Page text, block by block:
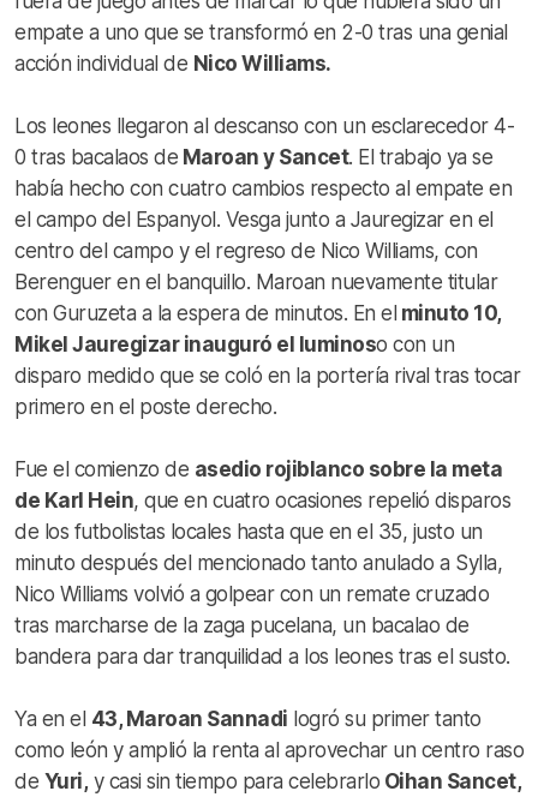
empate a uno que se transformó en 2-0 tras una genial
acción individual de Nico Williams.
Los leones llegaron al descanso con un esclarecedor 4-
0 tras bacalaos de Maroan y Sancet. El trabajo ya se
había hecho con cuatro cambios respecto al empate en
el campo del Espanyol. Vesga junto a Jauregizar en el
centro del campo y el regreso de Nico Williams, con
Berenguer en el banquillo. Maroan nuevamente titular
con Guruzeta a la espera de minutos. En el minuto 10,
Mikel Jauregizar inauguró el luminoso con un
disparo medido que se coló en la portería rival tras tocar
primero en el poste derecho.
Fue el comienzo de asedio rojiblanco sobre la meta
de Karl Hein, que en cuatro ocasiones repelió disparos
de los futbolistas locales hasta que en el 35, justo un
minuto después del mencionado tanto anulado a Sylla,
Nico Williams volvió a golpear con un remate cruzado
tras marcharse de la zaga pucelana, un bacalao de
bandera para dar tranquilidad a los leones tras el susto.
Ya en el 43, Maroan Sannadi logró su primer tanto
como león y amplió la renta al aprovechar un centro raso
de Yuri, y casi sin tiempo para celebrarlo Oihan Sancet,